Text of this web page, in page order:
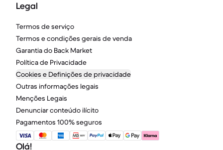
Legal
Termos de serviço
Termos e condições gerais de venda
Garantia do Back Market
Política de Privacidade
Cookies e Definições de privacidade
Outras informações legais
Menções Legais
Denunciar conteúdo ilícito
Pagamentos 100% seguros
Olá!